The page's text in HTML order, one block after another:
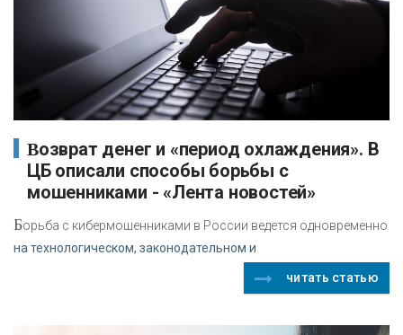
Возврат денег и «период охлаждения». В
ЦБ описали способы борьбы с
мошенниками - «Лента новостей»
Борьба с кибермошенниками в России ведется одновременно
на технологическом, законодательном и
читать статью